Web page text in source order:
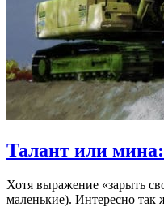
Талант или мина:
Хотя выражение «зарыть
маленькие). Интересно